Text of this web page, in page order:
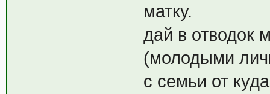
матку.
дай в отводок
(молодыми
с семьи от